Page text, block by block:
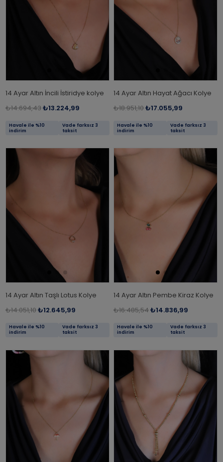
14 Ayar Altın İncili İstiridye kolye
₺14.694,43₺13.224,99
Havale ile %10
indirim
Vade farksız 3
taksit
14 Ayar Altın Hayat Ağacı Kolye
₺18.951,10₺17.055,99
Havale ile %10
indirim
Vade farksız 3
taksit
14 Ayar Altın Taşlı Lotus Kolye
₺14.051,10₺12.645,99
Havale ile %10
indirim
Vade farksız 3
taksit
14 Ayar Altın Pembe Kiraz Kolye
₺16.485,54₺14.836,99
Havale ile %10
indirim
Vade farksız 3
taksit